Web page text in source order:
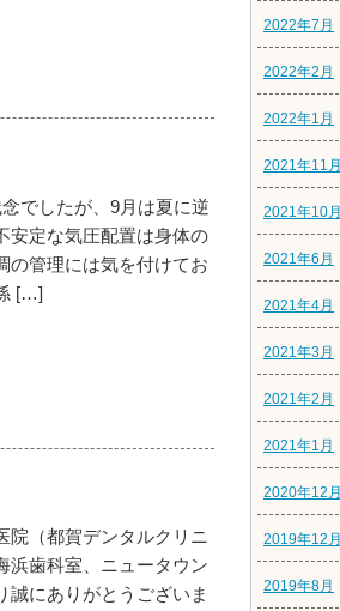
でしたが、9月は夏に逆
安定な気圧配置は身体の
の管理には気を付けてお
[…]
院（都賀デンタルクリニ
浜歯科室、ニュータウン
誠にありがとうございま
2022年7月
2022年2月
2022年1月
2021年11月
2021年10月
2021年6月
2021年4月
2021年3月
2021年2月
2021年1月
2020年12月
2019年12月
2019年8月